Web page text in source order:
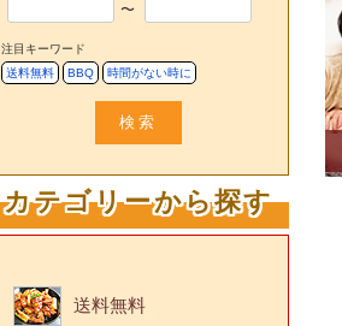
〜
注目キーワード
送料無料
BBQ 時間がない時に
検索
カテゴリーから探す
送料無料